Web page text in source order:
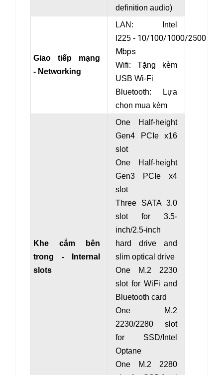
definition audio)
Giao tiếp mạng
- Networking
LAN: Intel
I225 - 10/100/1000/2500
Mbps
Wifi: Tặng kèm
USB Wi-Fi
Bluetooth: Lựa
chọn mua kèm
Khe cắm bên
trong - Internal
slots
One Half-height
Gen4 PCIe x16
slot
One Half-height
Gen3 PCIe x4
slot
Three SATA 3.0
slot for 3.5-
inch/2.5-inch
hard drive and
slim optical drive
One M.2 2230
slot for WiFi and
Bluetooth card
One M.2
2230/2280 slot
for SSD/Intel
Optane
One M.2 2280